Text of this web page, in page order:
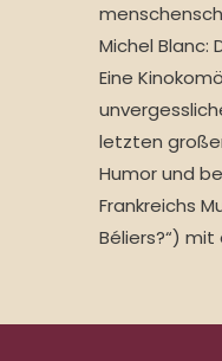
Michel Blanc:
Eine
letzten
Humor und
Frankreichs
Béliers?“)